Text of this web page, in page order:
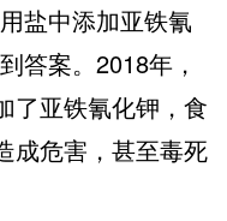
盐中添加亚铁氰
答案。2018年，
了亚铁氰化钾，食
成危害，甚至毒死